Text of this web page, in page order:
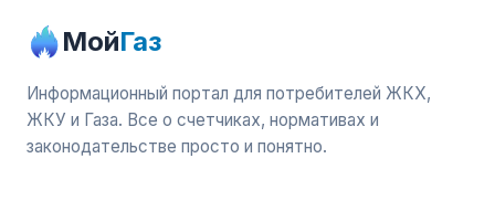
МойГаз
Информационный портал для потребителей ЖКХ,
ЖКУ и Газа. Все о счетчиках, нормативах и
законодательстве просто и понятно.